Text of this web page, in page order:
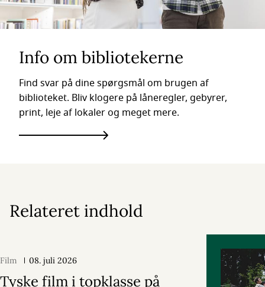
Info om bibliotekerne
Find svar på dine spørgsmål om brugen af
biblioteket. Bliv klogere på låneregler, gebyrer,
print, leje af lokaler og meget mere.
Relateret indhold
Film 08. juli 2026
Tyske film i topklasse på